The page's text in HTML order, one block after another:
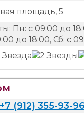
площадь, 5
Пн: с 09:00 до
до 18:00, Сб: с
+7 (912) 355-93-96